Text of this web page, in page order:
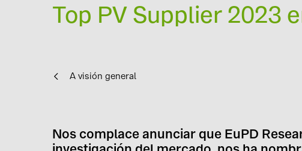
Top PV Supplier 2023
A visión general
Nos complace anunciar que EuPD